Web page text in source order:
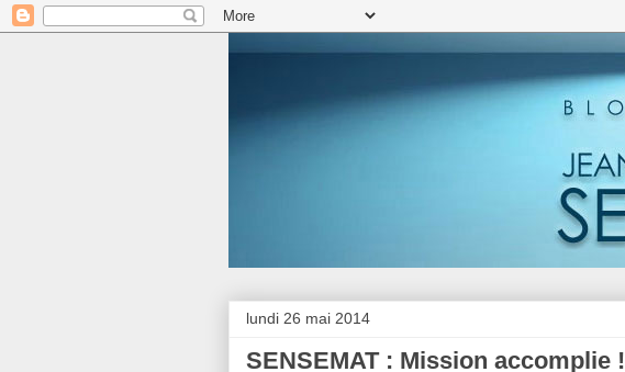
lundi 26 mai 2014
SENSEMAT : Mission accomplie !